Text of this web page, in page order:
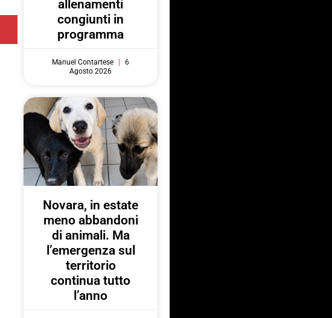
allenamenti
congiunti in
programma
Manuel Contartese
6
Agosto 2026
Novara, in estate
meno abbandoni
di animali. Ma
l’emergenza sul
territorio
continua tutto
l’anno